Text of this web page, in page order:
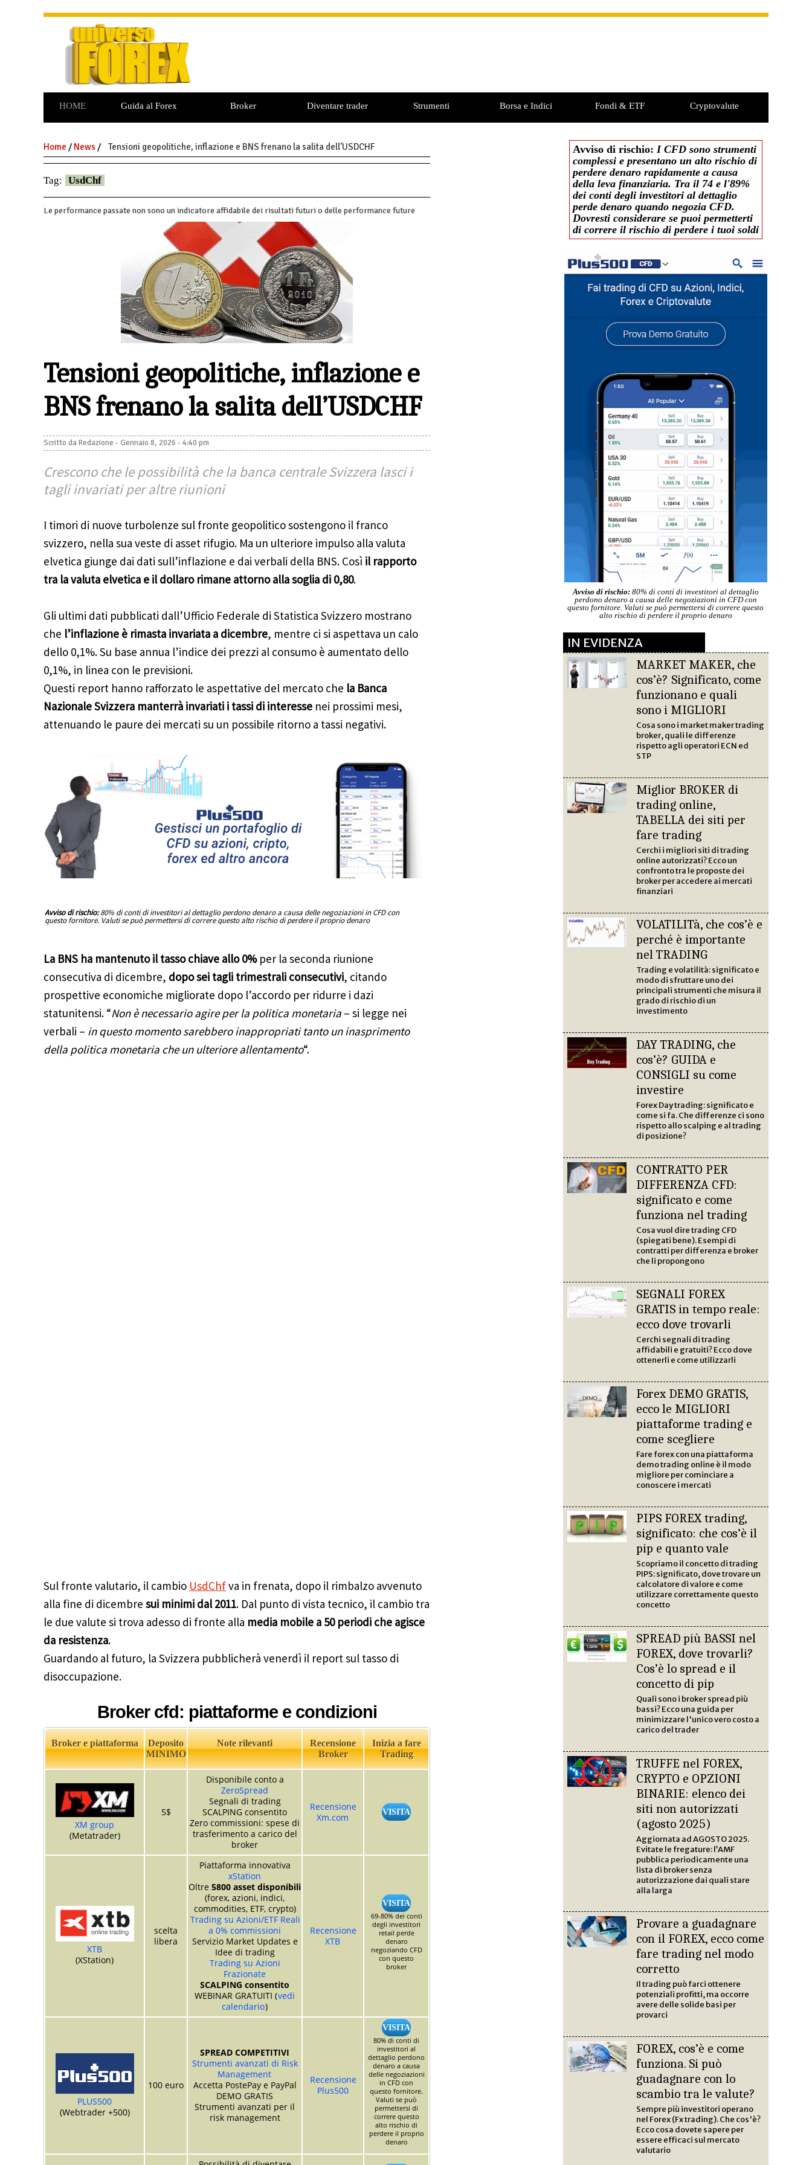
HOME Guida al Forex Broker Diventare trader Strumenti Borsa e Indici Fondi & ETF
Cryptovalute
Commodities
Opzioni Binarie
Home / News / Tensioni geopolitiche, inflazione e BNS frenano la salita dell’USDCHF
Tag: UsdChf
Le performance passate non sono un indicatore affidabile dei risultati futuri o delle performance future
Tensioni geopolitiche, inflazione e
BNS frenano la salita dell’USDCHF
Scritto daRedazione - Gennaio 8, 2026 - 4:40 pm
Crescono che le possibilità che la banca centrale Svizzera lasci i
tagli invariati per altre riunioni
I timori di nuove turbolenze sul fronte geopolitico sostengono il franco
svizzero, nella sua veste di asset rifugio. Ma un ulteriore impulso alla valuta
elvetica giunge dai dati sull’inflazione e dai verbali della BNS. Così il rapporto
tra la valuta elvetica e il dollaro rimane attorno alla soglia di 0,80.
Gli ultimi dati pubblicati dall’Ufficio Federale di Statistica Svizzero mostrano
che l’inflazione è rimasta invariata a dicembre, mentre ci si aspettava un calo
dello 0,1%. Su base annua l’indice dei prezzi al consumo è aumentato dello
0,1%, in linea con le previsioni.
Questi report hanno rafforzato le aspettative del mercato che la Banca
Nazionale Svizzera manterrà invariati i tassi di interesse nei prossimi mesi,
attenuando le paure dei mercati su un possibile ritorno a tassi negativi.
Avviso di rischio:80% di conti di investitori al dettaglio perdono denaro a causa delle negoziazioni in CFD con
questo fornitore. Valuti se può permettersi di correre questo alto rischio di perdere il proprio denaro
La BNS ha mantenuto il tasso chiave allo 0% per la seconda riunione
consecutiva di dicembre, dopo sei tagli trimestrali consecutivi, citando
prospettive economiche migliorate dopo l’accordo per ridurre i dazi
statunitensi. “Non è necessario agire per la politica monetaria – si legge nei
verbali – in questo momento sarebbero inappropriati tanto un inasprimento
della politica monetaria che un ulteriore allentamento“.
Sul fronte valutario, il cambio UsdChfva in frenata, dopo il rimbalzo avvenuto
alla fine di dicembre sui minimi dal 2011. Dal punto di vista tecnico, il cambio tra
le due valute si trova adesso di fronte alla media mobile a 50 periodi che agisce
da resistenza.
Guardando al futuro, la Svizzera pubblicherà venerdì il report sul tasso di
disoccupazione.
Broker cfd: piattaforme e condizioni
Broker e piattaforma
Deposito
MINIMO
Note rilevanti
Recensione
Broker
Inizia a fare
Trading
XM group
(Metatrader)
5$
Disponibile conto a
ZeroSpread
Segnali di trading
SCALPING consentito
Zero commissioni: spese di
trasferimento a carico del
broker
Recensione
Xm.com
VISITA
XTB
(XStation)
scelta
libera
Piattaforma innovativa
xStation
Oltre 5800 asset disponibili
(forex, azioni, indici,
commodities, ETF, crypto)
Trading su Azioni/ETF Reali
a 0% commissioni
Servizio Market Updates e
Idee di trading
Trading su Azioni
Frazionate
SCALPING consentito
WEBINAR GRATUITI (vedi
calendario)
Recensione
XTB
VISITA
69-80% dei conti
degli investitori
retail perde
denaro
negoziando CFD
con questo
broker
PLUS500
(Webtrader +500)
100 euro
SPREAD COMPETITIVI
Strumenti avanzati di Risk
Management
Accetta PostePay e PayPal
DEMO GRATIS
Strumenti avanzati per il
risk management
Recensione
Plus500
VISITA
80% di conti di
investitori al
dettaglio perdono
denaro a causa
delle negoziazioni
in CFD con
questo fornitore.
Valuti se può
permettersi di
correre questo
alto rischio di
perdere il proprio
denaro
Avviso di rischio: I CFD sono strumenti
complessi e presentano un alto rischio di
perdere denaro rapidamente a causa
della leva finanziaria. Tra il 74 e l'89%
dei conti degli investitori al dettaglio
perde denaro quando negozia CFD.
Dovresti considerare se puoi permetterti
di correre il rischio di perdere i tuoi soldi
Avviso di rischio: 80% di conti di investitori al dettaglio
perdono denaro a causa delle negoziazioni in CFD con
questo fornitore. Valuti se può permettersi di correre questo
alto rischio di perdere il proprio denaro
IN EVIDENZA
MARKET MAKER, che
cos’è? Significato, come
funzionano e quali
sono i MIGLIORI
Cosa sono i market maker trading
broker, quali le differenze
rispetto agli operatori ECN ed
STP
Miglior BROKER di
trading online,
TABELLA dei siti per
fare trading
Cerchi i migliori siti di trading
online autorizzati? Ecco un
confronto tra le proposte dei
broker per accedere ai mercati
finanziari
VOLATILITà, che cos’è e
perché è importante
nel TRADING
Trading e volatilità: significato e
modo di sfruttare uno dei
principali strumenti che misura il
grado di rischio di un
investimento
DAY TRADING, che
cos’è? GUIDA e
CONSIGLI su come
investire
Forex Day trading: significato e
come si fa. Che differenze ci sono
rispetto allo scalping e al trading
di posizione?
CONTRATTO PER
DIFFERENZA CFD:
significato e come
funziona nel trading
Cosa vuol dire trading CFD
(spiegati bene). Esempi di
contratti per differenza e broker
che li propongono
SEGNALI FOREX
GRATIS in tempo reale:
ecco dove trovarli
Cerchi segnali di trading
affidabili e gratuiti? Ecco dove
ottenerli e come utilizzarli
Forex DEMO GRATIS,
ecco le MIGLIORI
piattaforme trading e
come scegliere
Fare forex con una piattaforma
demo trading online è il modo
migliore per cominciare a
conoscere i mercati
PIPS FOREX trading,
significato: che cos’è il
pip e quanto vale
Scopriamo il concetto di trading
PIPS: significato, dove trovare un
calcolatore di valore e come
utilizzare correttamente questo
concetto
SPREAD più BASSI nel
FOREX, dove trovarli?
Cos’è lo spread e il
concetto di pip
Quali sono i broker spread più
bassi? Ecco una guida per
minimizzare l'unico vero costo a
carico del trader
TRUFFE nel FOREX,
CRYPTO e OPZIONI
BINARIE: elenco dei
siti non autorizzati
(agosto 2025)
Aggiornata ad AGOSTO 2025.
Evitate le fregature: l’AMF
pubblica periodicamente una
lista di broker senza
autorizzazione dai quali stare
alla larga
Provare a guadagnare
con il FOREX, ecco come
fare trading nel modo
corretto
Il trading può farci ottenere
potenziali profitti, ma occorre
avere delle solide basi per
provarci
FOREX, cos’è e come
funziona. Si può
guadagnare con lo
scambio tra le valute?
Sempre più investitori operano
nel Forex (Fx trading). Che cos'è?
Ecco cosa dovete sapere per
essere efficaci sul mercato
valutario